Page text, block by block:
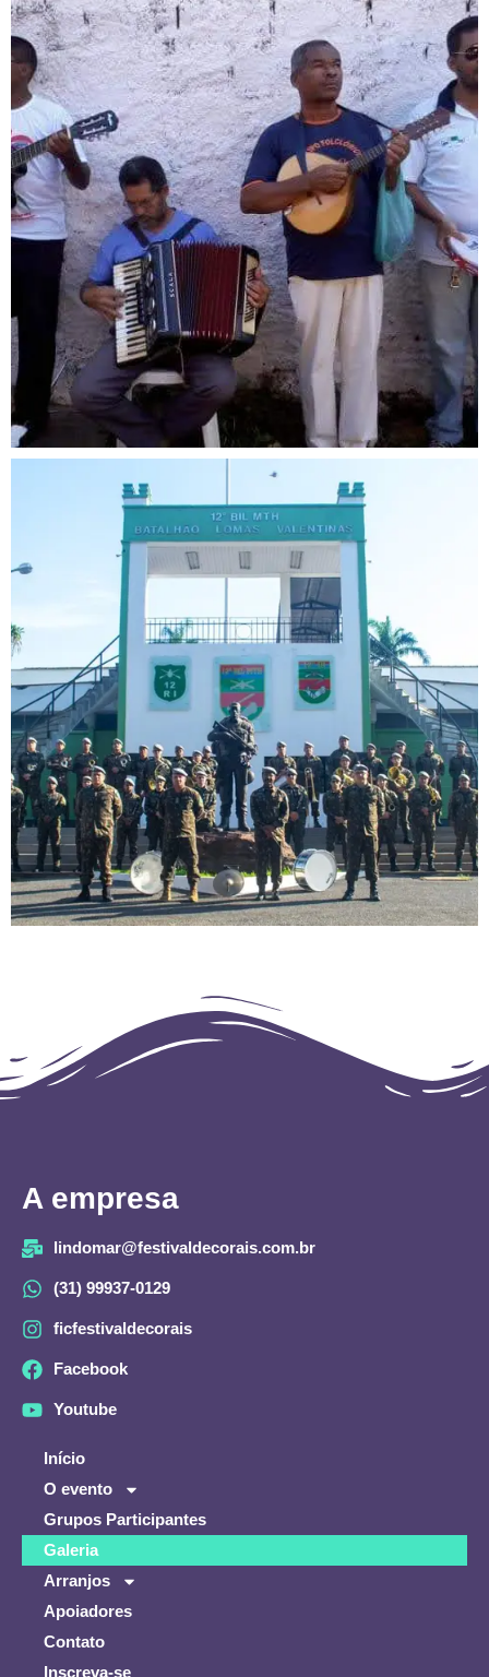
A empresa
lindomar@festivaldecorais.com.br
(31) 99937-0129
ficfestivaldecorais
Facebook
Youtube
Início
O evento
Grupos Participantes
Galeria
Arranjos
Apoiadores
Contato
Inscreva-se